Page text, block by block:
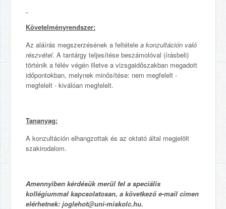
Követelményrendszer:
Az aláírás megszerzésének a feltétele a konzultáción való
részvétel. A tantárgy teljesítése beszámolóval (írásbeli)
történik a félév végén illetve a vizsgaidőszakban megadott
időpontokban, melynek minősítése: nem megfelelt -
megfelelt - kiválóan megfelelt.
Tananyag:
A konzultáción elhangzottak és az oktató által megjelölt
szakirodalom.
Amennyiben kérdésük merül fel a speciális
kollégiummal kapcsolatosan, a következő e-mail címen
elérhetnek: joglehot@uni-miskolc.hu.